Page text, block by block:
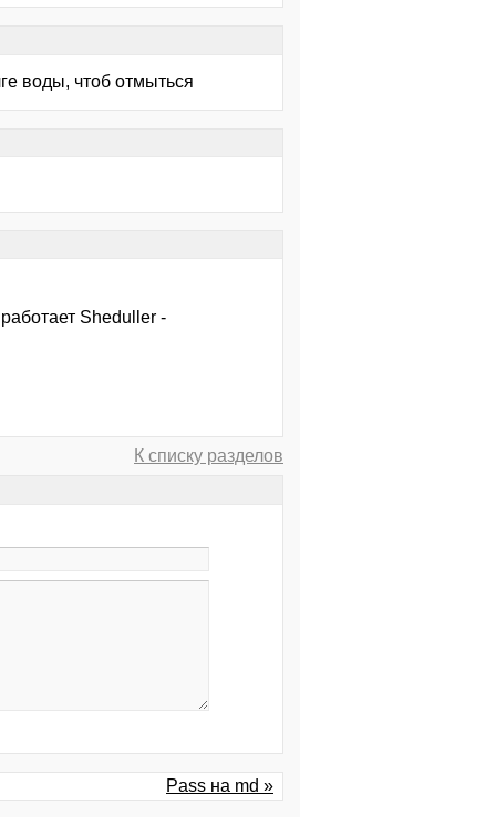
воды, чтоб отмыться
Sheduller -
К списку разделов
Pass на md »